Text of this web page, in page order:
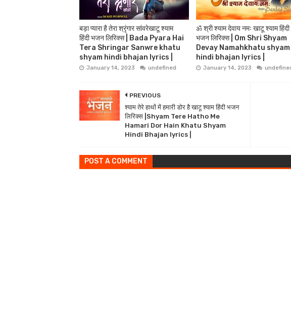
बड़ा प्यारा है तेरा श्रृंगार सांवरेखाटू श्याम
हिंदी भजन लिरिक्स | Bada Pyara Hai
Tera Shringar Sanwre khatu
shyam hindi bhajan lyrics |
January 14, 2023 undefined
ॐ श्री श्याम देवाय नमः खाटू श्याम हिंदी
भजन लिरिक्स | Om Shri Shyam
Devay Namahkhatu shyam
hindi bhajan lyrics |
January 14, 2023
PREVIOUS
श्याम तेरे हाथों में हमारी डोर है खाटू श्याम हिंदी भजन
लिरिक्स |Shyam Tere Hatho Me
Hamari Dor Hain Khatu Shyam
Hindi Bhajan lyrics |
POST A COMMENT